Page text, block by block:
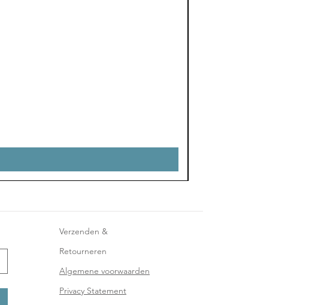
Verzenden &
Retourneren
Algemene voorwaarden
Privacy Statement